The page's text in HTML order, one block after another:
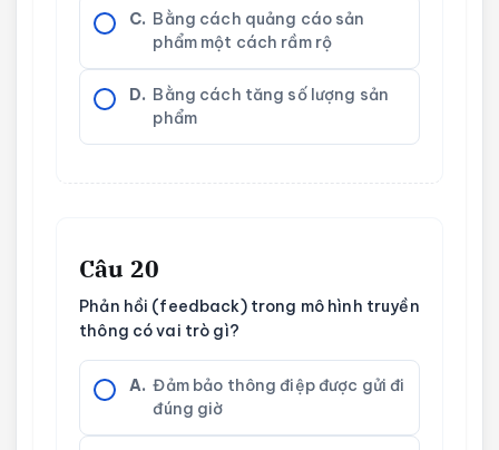
C. Bằng cách quảng cáo sản
phẩm một cách rầm rộ
D. Bằng cách tăng số lượng sản
phẩm
Câu 20
Phản hồi (feedback) trong mô hình truyền
thông có vai trò gì?
A. Đảm bảo thông điệp được gửi đi
đúng giờ